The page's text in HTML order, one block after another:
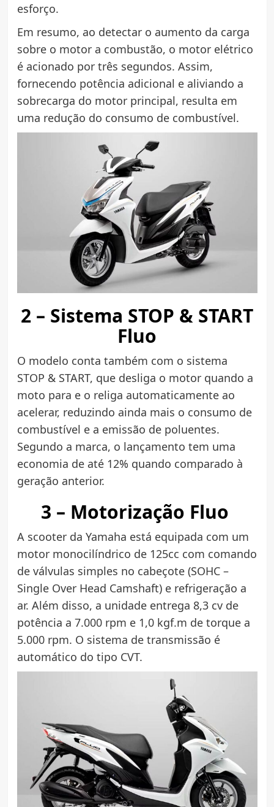
esforço.
Em resumo, ao detectar o aumento da carga
sobre o motor a combustão, o motor elétrico
é acionado por três segundos. Assim,
fornecendo potência adicional e aliviando a
sobrecarga do motor principal, resulta em
uma redução do consumo de combustível.
2 – Sistema STOP & START
Fluo
O modelo conta também com o sistema
STOP & START, que desliga o motor quando a
moto para e o religa automaticamente ao
acelerar, reduzindo ainda mais o consumo de
combustível e a emissão de poluentes.
Segundo a marca, o lançamento tem uma
economia de até 12% quando comparado à
geração anterior.
3 – Motorização Fluo
A scooter da Yamaha está equipada com um
motor monocilíndrico de 125cc com comando
de válvulas simples no cabeçote (SOHC –
Single Over Head Camshaft) e refrigeração a
ar. Além disso, a unidade entrega 8,3 cv de
potência a 7.000 rpm e 1,0 kgf.m de torque a
5.000 rpm. O sistema de transmissão é
automático do tipo CVT.